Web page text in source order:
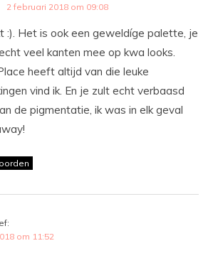
2 februari 2018 om 09:08
:). Het is ook een geweldíge palette, je
veel kanten mee op kwa looks.
Place heeft altijd van die leuke
vind ik. En je zult echt verbaasd
de pigmentatie, ik was in elk geval
om 11:52